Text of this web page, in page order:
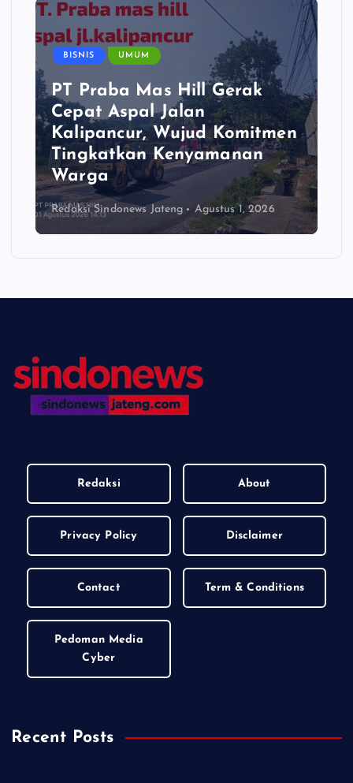
BISNIS UMUM
PT Praba Mas Hill Gerak
Cepat Aspal Jalan
Kalipancur, Wujud Komitmen
Tingkatkan Kenyamanan
Warga
Redaksi Sindonews Jateng Agustus 1, 2026
Redaksi About
Privacy Policy Disclaimer
Contact Term & Conditions
Pedoman Media
Cyber
Recent Posts